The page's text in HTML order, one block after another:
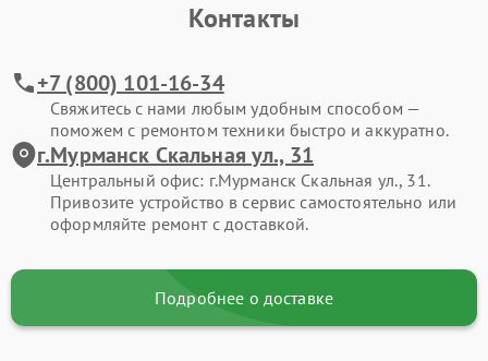
Контакты
+7 (800) 101-16-34
Свяжитесь с нами любым удобным способом —
поможем с ремонтом техники быстро и аккуратно.
г.Мурманск Скальная ул., 31
Центральный офис: г.Мурманск Скальная ул., 31.
Привозите устройство в сервис самостоятельно или
оформляйте ремонт с доставкой.
Подробнее о доставке